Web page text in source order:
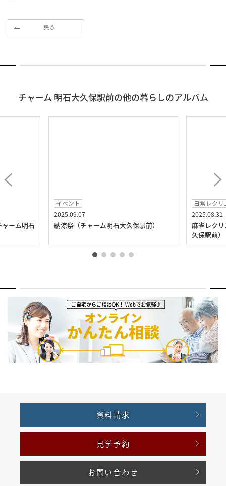
戻る
チャーム 明石大久保駅前の他の暮らしのアルバム
ーム明石
イベント
2025.09.07
納涼祭（チャーム明石大久保駅前）
日常レク
2025.08.31
麻雀レク
久保駅前）
資料請求
見学予約
お問い合わせ